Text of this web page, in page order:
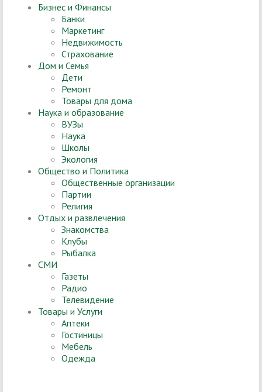
Бизнес и Финансы
Банки
Маркетинг
Недвижимость
Страхование
Дом и Семья
Дети
Ремонт
Товары для дома
Наука и образование
ВУЗы
Наука
Школы
Экология
Общество и Политика
Общественные организации
Партии
Религия
Отдых и развлечения
Знакомства
Клубы
Рыбалка
СМИ
Газеты
Радио
Телевидение
Товары и Услуги
Аптеки
Гостиницы
Мебель
Одежда